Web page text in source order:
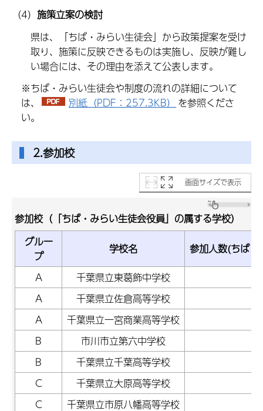
（4） 施策立案の検討
県は、「ちば・みらい生徒会」から政策提案を受け
取り、施策に反映できるものは実施し、反映が難し
い場合には、その理由を添えて公表します。
※ちば・みらい生徒会や制度の流れの詳細について
は、
別紙（PDF：257.3KB） を参照くださ
い。
2.参加校
画面サイズで表示
参加校（「ちば・みらい生徒会役員」の属する学校）
グルー
プ
学校名
参加人数(ちば・
A
千葉県立東葛飾中学校
A
千葉県立佐倉高等学校
A
千葉県立一宮商業高等学校
B
市川市立第六中学校
B
千葉県立千葉高等学校
C
千葉県立大原高等学校
C
千葉県立市原八幡高等学校